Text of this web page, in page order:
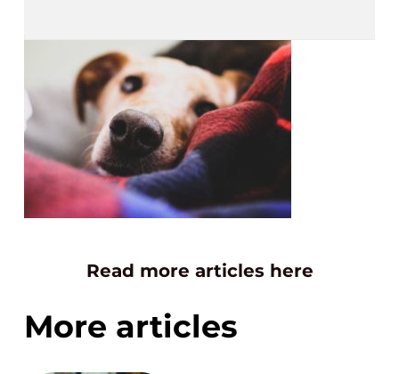
Read more articles here
More articles